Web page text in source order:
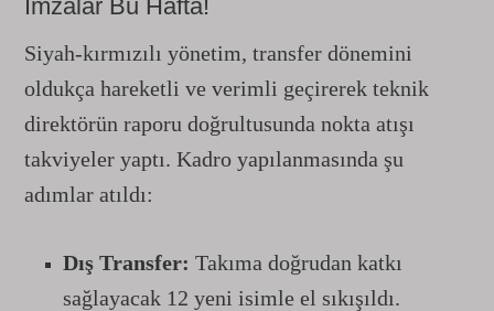
İmzalar Bu Hafta!
Siyah-kırmızılı yönetim, transfer dönemini
oldukça hareketli ve verimli geçirerek teknik
direktörün raporu doğrultusunda nokta atışı
takviyeler yaptı. Kadro yapılanmasında şu
adımlar atıldı:
Dış Transfer: Takıma doğrudan katkı
sağlayacak 12 yeni isimle el sıkışıldı.